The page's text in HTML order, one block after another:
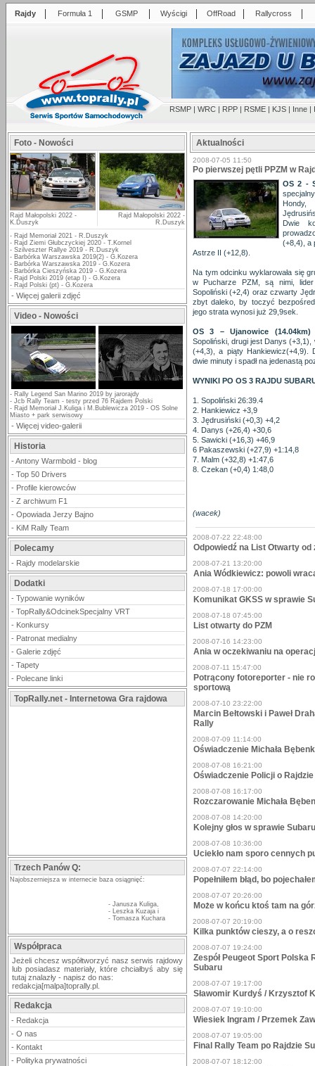
Rajdy | Formuła 1 | GSMP | Wyścigi | OffRoad | Rallycross |
RSMP | WRC | RPP | RSME | KJS | Inne |
Foto - Nowości
Rajd Małopolski 2022 -
K.Duszyk
Rajd Małopolski 2022 -
R.Duszyk
- Rajd Memoriał 2021 - R.Duszyk
- Rajd Ziemi Głubczyckiej 2020 - T.Kornel
- Szilveszter Rallye 2019 - R.Duszyk
- Barbórka Warszawska 2019(2) - G.Kozera
- Barbórka Warszawska 2019 - G.Kozera
- Barbórka Cieszyńska 2019 - G.Kozera
- Rajd Polski 2019 (etap I) - G.Kozera
- Rajd Polski (pt) - G.Kozera
- Więcej galerii zdjęć
Video - Nowości
- Rally Legend San Marino 2019 by jarorajdy
- Jcb Rally Team - testy przed 76 Rajdem Polski
- Rajd Memoriał J.Kuliga i M.Bublewicza 2019 - OS Solne
Miasto + park serwisowy
- Więcej video-galerii
Historia
- Antony Warmbold - blog
- Top 50 Drivers
- Profile kierowców
- Z archiwum F1
- Opowiada Jerzy Bajno
- KiM Rally Team
Polecamy
- Rajdy modelarskie
Dodatki
- Typowanie wyników
- TopRally&OdcinekSpecjalny VRT
- Konkursy
- Patronat medialny
- Galerie zdjęć
- Tapety
- Polecane linki
TopRally.net - Internetowa Gra rajdowa
Trzech Panów Q:
Najobszerniejsza w internecie baza osiągnięć:
- Janusza Kuliga,
- Leszka Kuzaja i
- Tomasza Kuchara
Współpraca
Jeżeli chcesz współtworzyć nasz serwis rajdowy
lub posiadasz materiały, które chciałbyś aby się
tutaj znalazły - napisz do nas:
redakcja[malpa]toprally.pl.
Redakcja
- Redakcja
- O nas
- Kontakt
- Polityka prywatności
Aktualności
2008-07-05 11:50
Po pierwszej pętli PPZM w
OS 2 -
Hondy,
Dwie
(+8,4), a
Astrze II (+12,8).
Na tym odcinku wyklarowała się
w Pucharze PZM, są nimi,
Sopoliński (+2,4) oraz czwarty
zbyt daleko, by toczyć
jego strata wynosi już 29,9sek.
OS 3 – Ujanowice
Sopoliński, drugi jest Danys
(+4,3), a piąty Hankiewicz(+4,9).
dwie minuty i spadł na jedenastą
WYNIKI PO OS 3 RAJDU
1. Sopoliński 26:39.4
2. Hankiewicz +3,9
3. Jędrusiński (+0,3) +4,2
4. Danys (+26,4) +30,6
5. Sawicki (+16,3) +46,9
6 Pakaszewski (+27,9) +1:14,8
7. Malm (+32,8) +1:47,6
8. Czekan (+0,4) 1:48,0
(wacek)
2008-07-22 22:48:00
Odpowiedź na List Otwarty od
2008-07-21 13:20:00
Ania Wódkiewicz: powoli
2008-07-18 17:00:00
Komunikat GKSS w sprawie
2008-07-18 07:45:00
List otwarty do PZM
2008-07-16 14:23:00
Ania w oczekiwaniu na
2008-07-11 15:47:00
Potrącony fotoreporter - nie
sportową
2008-07-10 23:22:00
Marcin Bełtowski i Paweł
Rally
2008-07-09 11:14:00
Oświadczenie Michała
2008-07-08 16:21:00
Oświadczenie Policji o
2008-07-08 16:17:00
Rozczarowanie Michała
2008-07-08 14:20:00
Kolejny głos w sprawie
2008-07-08 10:36:00
Uciekło nam sporo cennych
2008-07-07 22:14:00
Popełniłem błąd, bo
2008-07-07 20:26:00
Może w końcu ktoś tam na
2008-07-07 20:19:00
Kilka punktów cieszy, a o
2008-07-07 19:24:00
Zespół Peugeot Sport Polska
Subaru
2008-07-07 19:17:00
Sławomir Kurdyś / Krzysztof
2008-07-07 19:10:00
Wiesiek Ingram / Przemek
2008-07-07 19:05:00
Final Rally Team po Rajdzie
2008-07-07 18:12:00